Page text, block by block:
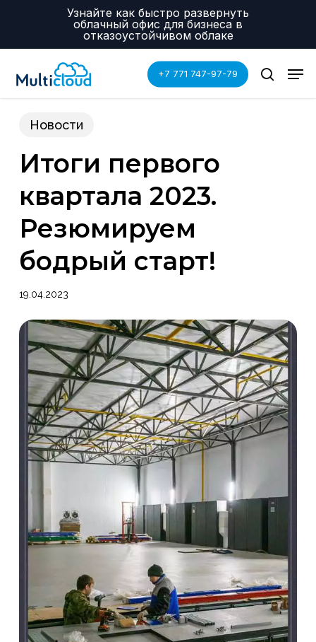
Узнайте как быстро развернуть
облачный офис для бизнеса в
отказоустойчивом облаке
+7 771 747-97-79
search
Новости
Итоги первого
квартала 2023.
Резюмируем
бодрый старт!
19.04.2023